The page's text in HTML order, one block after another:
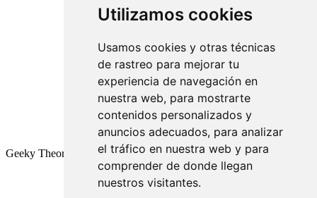
Utilizamos cookies
Usamos cookies y otras técnicas
de rastreo para mejorar tu
experiencia de navegación en
nuestra web, para mostrarte
contenidos personalizados y
anuncios adecuados, para analizar
el tráfico en nuestra web y para
comprender de donde llegan
nuestros visitantes.
Geeky Theory © 2026